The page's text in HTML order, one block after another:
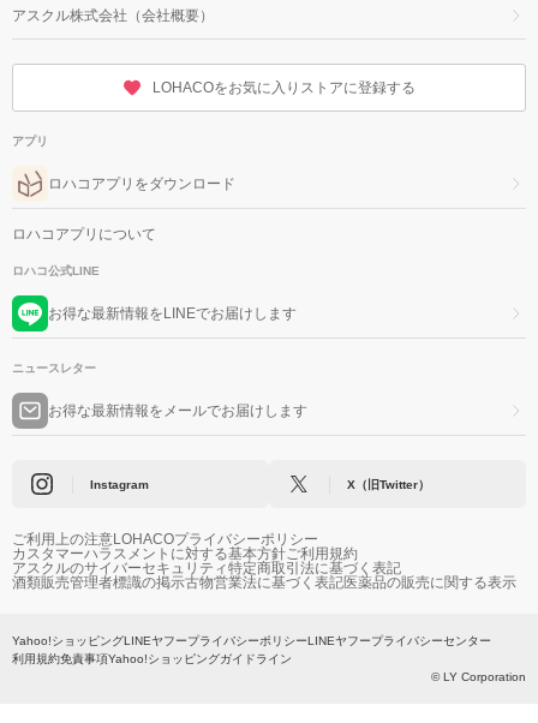
アスクル株式会社（会社概要）
LOHACOをお気に入りストアに登録する
アプリ
ロハコアプリをダウンロード
ロハコアプリについて
ロハコ公式LINE
お得な最新情報をLINEでお届けします
ニュースレター
お得な最新情報をメールでお届けします
Instagram X（旧Twitter）
ご利用上の注意LOHACOプライバシーポリシー
カスタマーハラスメントに対する基本方針ご利用規約
アスクルのサイバーセキュリティ特定商取引法に基づく表記
酒類販売管理者標識の掲示古物営業法に基づく表記医薬品の販売に関する表示
Yahoo!ショッピングLINEヤフープライバシーポリシーLINEヤフープライバシーセンター
利用規約免責事項Yahoo!ショッピングガイドライン
© LY Corporation